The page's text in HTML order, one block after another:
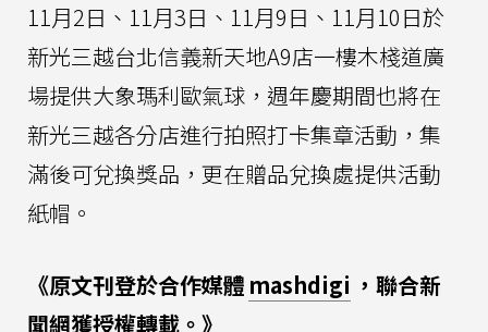
11月2日、11月3日、11月9日、11月10日於
新光三越台北信義新天地A9店一樓木棧道廣
場提供大象瑪利歐氣球，週年慶期間也將在
新光三越各分店進行拍照打卡集章活動，集
滿後可兌換獎品，更在贈品兌換處提供活動
紙帽。
《原文刊登於合作媒體 mashdigi ，聯合新
聞網獲授權轉載。》